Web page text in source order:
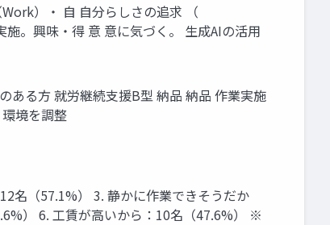
）・ 自 自分らしさの追求 （
施。興味・得 意 意に気づく。 生成AIの活用
ある方 就労継続支援B型 納品 納品 作業実施
境を調整
名（57.1%） 3. 静かに作業できそうだか
） 6. 工賃が高いから：10名（47.6%） ※